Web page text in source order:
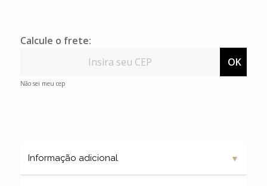
Calcule o frete:
OK
Não sei meu cep
Informação adicional ▼